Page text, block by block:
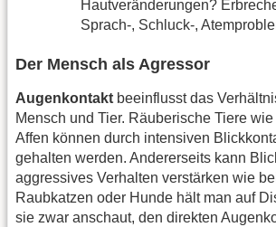
Hautveränderungen?
Sprach-, Schluck-,
Der Mensch als Agressor
Augenkontakt beeinflusst das
Mensch und Tier. Räuberische Tiere
Affen können durch intensiven
gehalten werden. Andererseits kann
aggressives Verhalten verstärken wie
Raubkatzen oder Hunde hält man auf
sie zwar anschaut, den direkten